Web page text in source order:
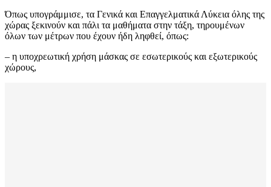
Όπως υπογράμμισε, τα Γενικά και Επαγγελματικά Λύκεια όλης της
χώρας ξεκινούν και πάλι τα μαθήματα στην τάξη, τηρουμένων
όλων των μέτρων που έχουν ήδη ληφθεί, όπως:
– η υποχρεωτική χρήση μάσκας σε εσωτερικούς και εξωτερικούς
χώρους,